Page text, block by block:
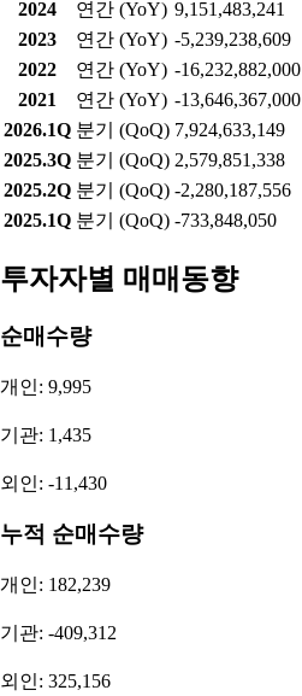
2024
연간 (YoY) 9,151,483,241
2023
연간 (YoY) -5,239,238,609
2022
연간 (YoY) -16,232,882,000
2021
연간 (YoY) -13,646,367,000
2026.1Q 분기 (QoQ) 7,924,633,149
2025.3Q 분기 (QoQ) 2,579,851,338
2025.2Q 분기 (QoQ) -2,280,187,556
2025.1Q 분기 (QoQ) -733,848,050
투자자별 매매동향
순매수량
개인: 9,995
기관: 1,435
외인: -11,430
누적 순매수량
개인: 182,239
기관: -409,312
외인: 325,156